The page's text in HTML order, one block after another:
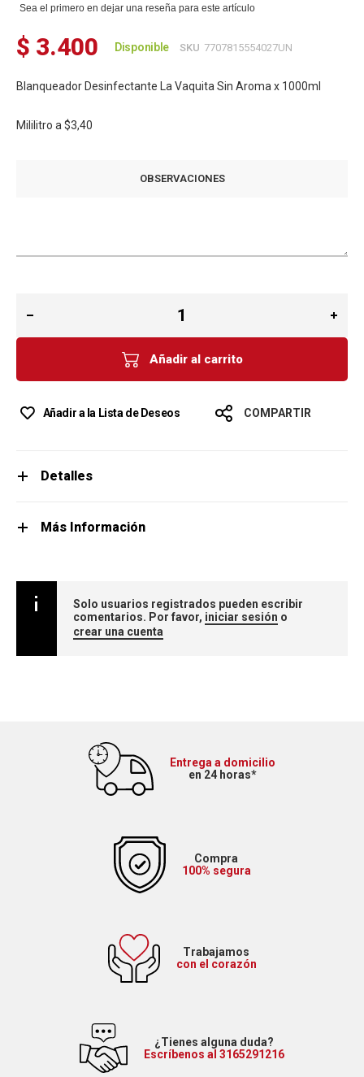
Sea el primero en dejar una reseña para este artículo
$ 3.400 Disponible SKU 7707815554027UN
Blanqueador Desinfectante La Vaquita Sin Aroma x 1000ml
Mililitro a $3,40
OBSERVACIONES
Añadir al carrito
Añadir a la Lista de Deseos COMPARTIR
Detalles
Más Información
Solo usuarios registrados pueden escribir
comentarios. Por favor, iniciar sesión o
crear una cuenta
Entrega a domicilio
en 24 horas*
Compra
100% segura
Trabajamos
con el corazón
¿Tienes alguna duda?
Escríbenos al 3165291216